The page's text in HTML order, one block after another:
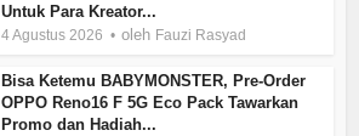
Untuk Para Kreator...
4 Agustus 2026 oleh Fauzi Rasyad
Bisa Ketemu BABYMONSTER, Pre-Order
OPPO Reno16 F 5G Eco Pack Tawarkan
Promo dan Hadiah...